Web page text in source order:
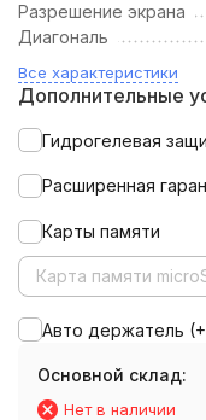
Разрешение экрана
Диагональ
Все характеристики
Дополнительные
Гидрогелевая
Расширенная
Карты памяти
Карта памяти
Авто держатель (+
Основной склад:
Нет в наличии